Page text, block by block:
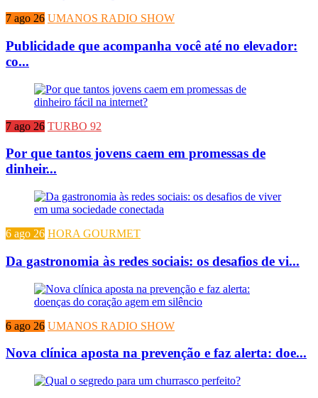
7 ago 26 UMANOS RADIO SHOW
Publicidade que acompanha você até no elevador:
co...
7 ago 26 TURBO 92
Por que tantos jovens caem em promessas de
dinheir...
6 ago 26 HORA GOURMET
Da gastronomia às redes sociais: os desafios de vi...
6 ago 26 UMANOS RADIO SHOW
Nova clínica aposta na prevenção e faz alerta: doe...